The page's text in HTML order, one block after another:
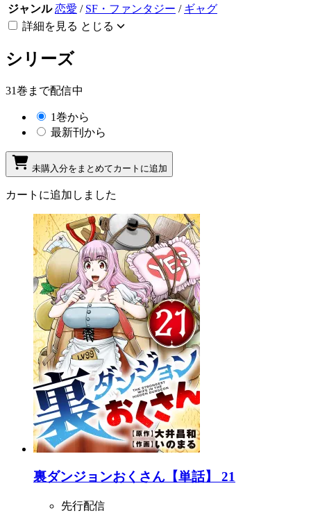
ジャンル 恋愛 / SF・ファンタジー / ギャグ
詳細を見る とじる
シリーズ
31巻まで配信中
1巻から
最新刊から
未購入分をまとめてカートに追加
カートに追加しました
裏ダンジョンおくさん【単話】 21
先行配信